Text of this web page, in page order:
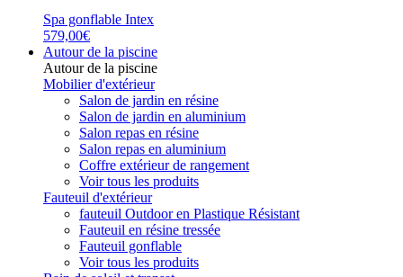
Spa gonflable Intex
579,00€
Autour de la piscine
Autour de la piscine
Mobilier d'extérieur
Salon de jardin en résine
Salon de jardin en aluminium
Salon repas en résine
Salon repas en aluminium
Coffre extérieur de rangement
Voir tous les produits
Fauteuil d'extérieur
fauteuil Outdoor en Plastique Résistant
Fauteuil en résine tressée
Fauteuil gonflable
Voir tous les produits